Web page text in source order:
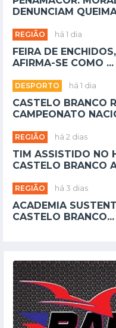
DENUNCIAM
REGIÃO há 1 dia
FEIRA DE
AFIRMA-SE COMO ...
DESPORTO há 1 dia
CASTELO BRANCO
CAMPEONATO
REGIÃO há 2 dias
TIM ASSISTIDO NO
CASTELO BRANCO
REGIÃO há 3 dias
ACADEMIA
CASTELO BRANCO...